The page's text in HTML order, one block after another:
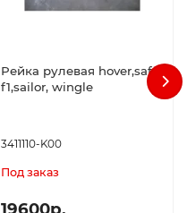
Рейка рулевая hover,safe
f1,sailor, wingle
3411110-K00
Под заказ